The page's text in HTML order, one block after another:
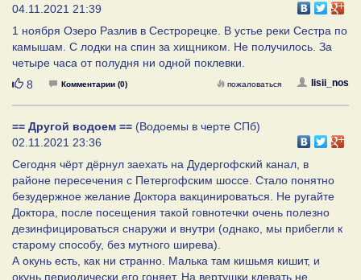
04.11.2021 21:39
1 ноября Озеро Разлив в Сестрорецке. В устье реки Сестра по
камышам. С лодки на спин за хищником. Не получилось. За
четыре часа от полудня ни одной поклевки.
Нравится
8 Комментарии (0) lisii_nos
пожаловаться
== Другой водоем == (Водоемы в черте СПб)
02.11.2021 23:36
Сегодня чёрт дёрнул заехать на Дудергофский канал, в
районе пересечения с Петергофским шоссе. Стало понятно
безудержное желание Доктора вакцинироваться. Не ругайте
Доктора, после посещения такой говнотечки очень полезно
дезинфицироваться снаружи и внутри (однако, мы прибегли к
старому способу, без мутного ширева).
А окунь есть, как ни странно. Малька там кишьмя кишит, и
окунь периодически его гоняет. На вертушки клевать не